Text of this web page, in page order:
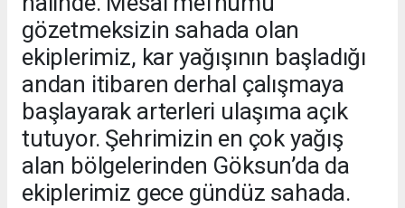
gözetmeksizin sahada olan
ekiplerimiz, kar yağışının başladığı
andan itibaren derhal çalışmaya
başlayarak arterleri ulaşıma açık
tutuyor. Şehrimizin en çok yağış
alan bölgelerinden Göksun’da da
ekiplerimiz gece gündüz sahada.